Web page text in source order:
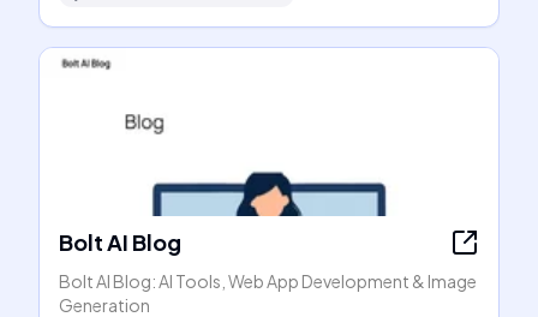
Bolt AI Blog
Bolt AI Blog: AI Tools, Web App Development & Image
Generation